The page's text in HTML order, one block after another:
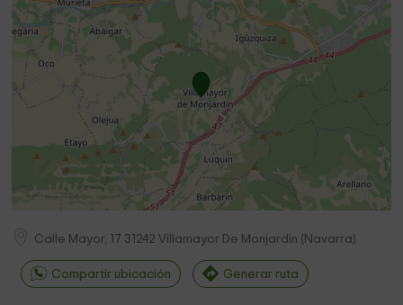
Calle Mayor, 17 31242 Villamayor De Monjardin ( Navarra)
Compartir ubicación Generar ruta